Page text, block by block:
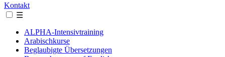
Kontakt
☰
ALPHA-Intensivtraining
Arabischkurse
Beglaubigte Übersetzungen